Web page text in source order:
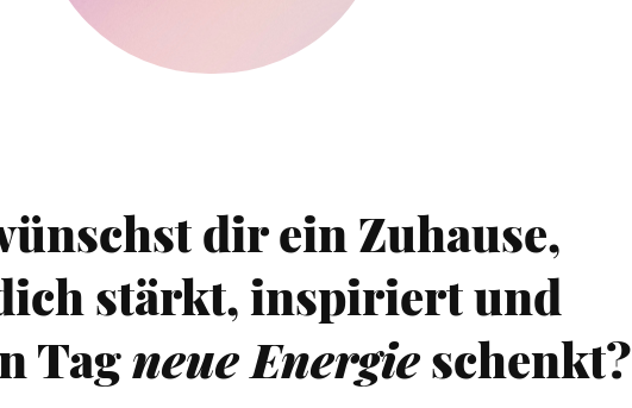
dir ein Zuhause,
stärkt, inspiriert und
Tagneue Energieschenkt?